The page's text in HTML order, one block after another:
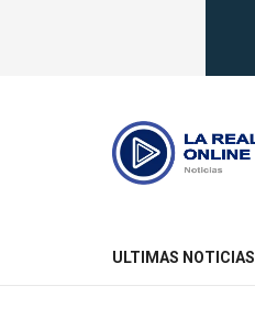
ULTIMAS NOTICIAS